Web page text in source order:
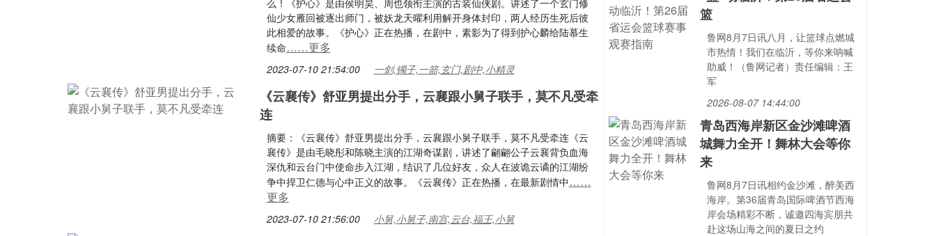
么！《护心》是由侯明昊、周也领衔主演的古装仙侠剧。讲述了一个玄门修
仙少女雁回被逐出师门，被妖龙天曜利用解开身体封印，两人经历生死后彼
此相爱的故事。《护心》正在热播，在剧中，素影为了得到护心麟给陆慕生
续命……更多
2023-07-10 21:54:00 一剑,镯子,一箭,玄门,剧中,小精灵
《云襄传》舒亚男提出分手，云襄跟小舅子联手，莫不凡受牵
连
摘要：《云襄传》舒亚男提出分手，云襄跟小舅子联手，莫不凡受牵连《云
襄传》是由毛晓彤和陈晓主演的江湖奇谋剧，讲述了翩翩公子云襄背负血海
深仇和云台门中使命步入江湖，结识了几位好友，众人在波诡云谲的江湖纷
争中捍卫仁德与心中正义的故事。《云襄传》正在热播，在最新剧情中……
更多
2023-07-10 21:56:00 小舅,小舅子,南宫,云台,福王,小舅
篮
鲁网8月7日讯八月，让篮球点燃城
市热情！我们在临沂，等你来呐喊
助威！（鲁网记者）责任编辑：王
军
2026-08-07 14:44:00
青岛西海岸新区金沙滩啤酒
城舞力全开！舞林大会等你
来
鲁网8月7日讯相约金沙滩，醉美西
海岸。第36届青岛国际啤酒节西海
岸会场精彩不断，诚邀四海宾朋共
赴这场山海之间的夏日之约